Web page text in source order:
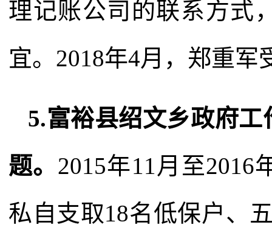
理记账公司的联系方式
宜。2018年4月，郑重军
5.富裕县绍文乡政府
题。 2015年11月至
私自支取18名低保户、